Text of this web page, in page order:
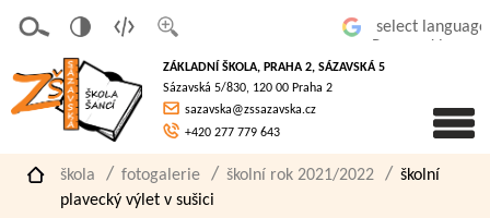
písmo
á
verze
pro
slaboz
raké
ZÁKLADNÍ ŠKOLA, PRAHA 2, SÁZAVSKÁ 5
Sázavská 5/830, 120 00 Praha 2
sazavska@zssazavska.cz
+420 277 779 643
škola fotogalerie školní rok 2021/2022
školní
plavecký výlet v sušici